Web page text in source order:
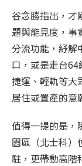
谷念勝指出，才
題與能見度，事
分流功能，紓解
口，或是走台
捷運、輕軌等大
居住或置產的意
值得一提的是，
園區（北士科）
駐，更帶動高階